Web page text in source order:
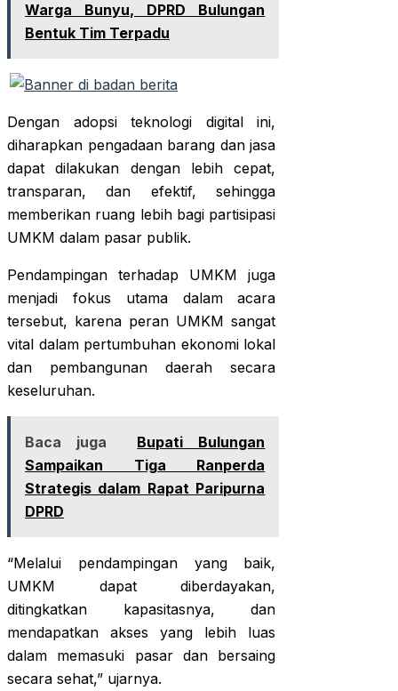
Warga Bunyu, DPRD Bulungan
Bentuk Tim Terpadu
Dengan adopsi teknologi digital ini,
diharapkan pengadaan barang dan jasa
dapat dilakukan dengan lebih cepat,
transparan, dan efektif, sehingga
memberikan ruang lebih bagi partisipasi
UMKM dalam pasar publik.
Pendampingan terhadap UMKM juga
menjadi fokus utama dalam acara
tersebut, karena peran UMKM sangat
vital dalam pertumbuhan ekonomi lokal
dan pembangunan daerah secara
keseluruhan.
Baca juga
Bupati Bulungan
Sampaikan Tiga Ranperda
Strategis dalam Rapat Paripurna
DPRD
“Melalui pendampingan yang baik,
UMKM dapat diberdayakan,
ditingkatkan kapasitasnya, dan
mendapatkan akses yang lebih luas
dalam memasuki pasar dan bersaing
secara sehat,” ujarnya.